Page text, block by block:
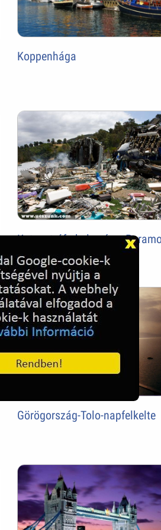
Koppenhága
Katasztrófa helyszín a
filmstúdióban
Görögország-Tolo-napfelkelte